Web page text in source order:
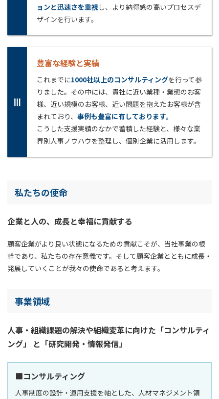
ョンと迅速さを重視し、より納得感の高いプロセスデ
ザインを行います。
Ⅲ
豊富な経験と実績
これまでに1000社以上のコンサルティングを行って参
りました。その中には、貴社に近い業種・業態のお客
様、近い規模のお客様、近い問題を抱えたお客様が含
まれており、 事例も豊富に有しております。
こうした支援実績のなかで蓄積した経験と、様々な業
界別人事ノウハウを整理し、個別企業に活用します。
私たちの使命
企業と人の、成長と幸福に貢献する
顧客企業がより良い状態になるための貢献こそが、当社事業の根
幹であり、私たちの存在意義です。そして顧客企業とともに成長・
発展していくことが我々の使命であると考えます。
事業領域
人事・組織課題の解決や組織変革に向けた「コンサルティ
ング」 と「研究開発・情報発信」
■コンサルティング
人事制度の設計・運用支援を軸とした、 人材マネジメント領